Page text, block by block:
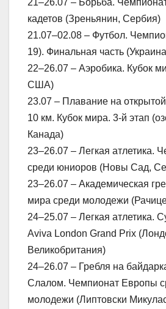
21–26.07 – Борьба.
кадетов (Зреньянин, Сербия)
21.07–02.08 – Футбол.
19). Финальная часть
22–26.07 – Аэробика. Кубок
США)
23.07 – Плавание на
10 км. Кубок мира. 3-й этап
Канада)
23–26.07 – Легкая атлетика.
среди юниоров (Новы Сад,
23–26.07 – Академическая
мира среди молодежи
24–25.07 – Легкая атлетика.
Aviva London Grand Prix
Великобритания)
24–26.07 – Гребля на
Слалом. Чемпионат Европы
молодежи (Липтовски